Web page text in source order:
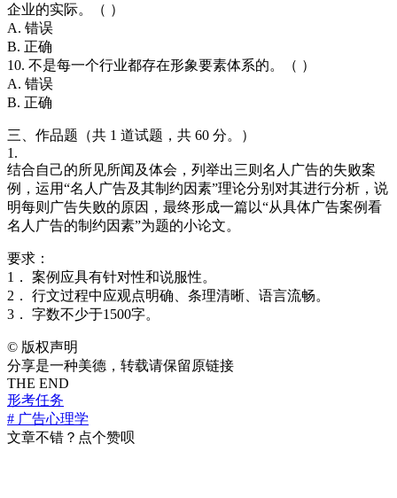
企业的实际。（ ）
A. 错误
B. 正确
10. 不是每一个行业都存在形象要素体系的。（ ）
A. 错误
B. 正确
三、作品题（共 1 道试题，共 60 分。）
1.
结合自己的所见所闻及体会，列举出三则名人广告的失败案
例，运用“名人广告及其制约因素”理论分别对其进行分析，说
明每则广告失败的原因，最终形成一篇以“从具体广告案例看
名人广告的制约因素”为题的小论文。
要求：
1． 案例应具有针对性和说服性。
2． 行文过程中应观点明确、条理清晰、语言流畅。
3． 字数不少于1500字。
© 版权声明
分享是一种美德，转载请保留原链接
THE END
形考任务
# 广告心理学
文章不错？点个赞呗